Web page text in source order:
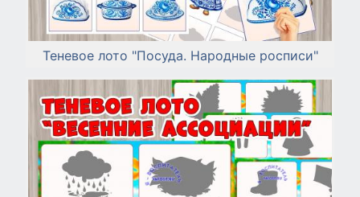
Теневое лото "Посуда. Народные росписи"